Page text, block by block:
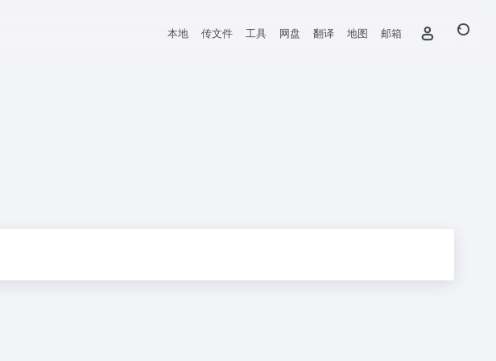
本地 传文件 工具 网盘 翻译 地图 邮箱